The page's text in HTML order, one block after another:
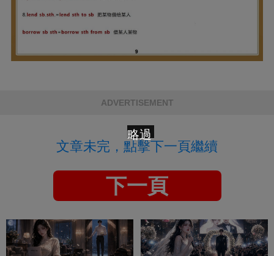
ADVERTISEMENT
文章未完，點擊下一頁繼續
下一頁
略過